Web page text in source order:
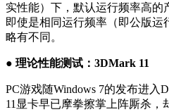
实性能）下，默认运行频率高的
即使是相同运行频率（即公版
略有不同。
● 理论性能测试：3DMark 11
PC游戏随Windows 7的发布进入
11显卡早已摩拳擦掌上阵厮杀